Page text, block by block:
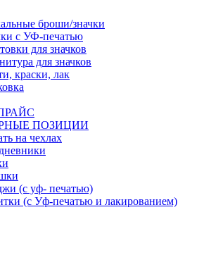
броши/значки
с УФ-печатью
для значков
для значков
краски, лак
ПОЗИЦИИ
на чехлах
(с уф- печатью)
(с Уф-печатью и лакированием)